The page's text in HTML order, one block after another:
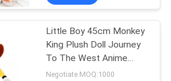
Boneka
42
Little Boy 45cm Monkey
King Plush Doll Journey
To The West Anime
Mainan Mewah
Negotiate MOQ:1000